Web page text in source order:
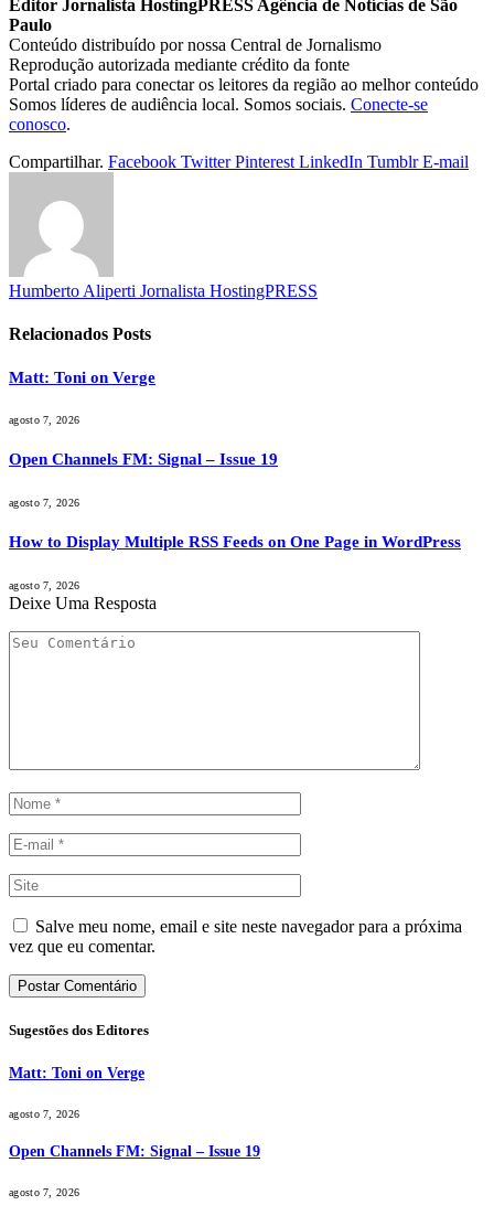
Editor Jornalista HostingPRESS Agência de Notícias de São
Paulo
Conteúdo distribuído por nossa Central de Jornalismo
Reprodução autorizada mediante crédito da fonte
Portal criado para conectar os leitores da região ao melhor conteúdo
Somos líderes de audiência local. Somos sociais. Conecte-se
conosco.
Compartilhar. Facebook Twitter Pinterest LinkedIn Tumblr E-mail
Humberto Aliperti Jornalista HostingPRESS
Relacionados Posts
Matt: Toni on Verge
agosto 7, 2026
Open Channels FM: Signal – Issue 19
agosto 7, 2026
How to Display Multiple RSS Feeds on One Page in WordPress
agosto 7, 2026
Deixe Uma Resposta
Salve meu nome, email e site neste navegador para a próxima
vez que eu comentar.
Sugestões dos Editores
Matt: Toni on Verge
agosto 7, 2026
Open Channels FM: Signal – Issue 19
agosto 7, 2026